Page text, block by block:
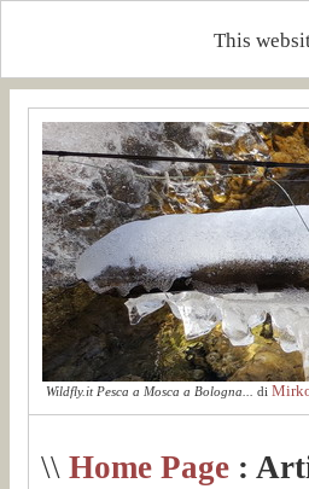
This
Wildfly.it Pesca a Mosca a Bologna... di
\\ Home Page :